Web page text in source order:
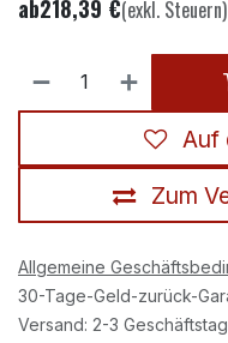
ab218,39 €(exkl. Steuern)
Zum
Auf
Allgemeine
30-Tage-Geld-zurück-
Versand: 2-3